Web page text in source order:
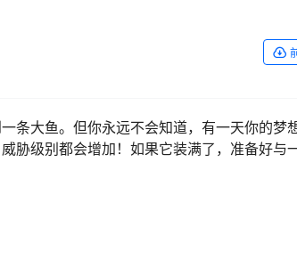
条大鱼。但你永远不会知道，有一天你的梦
胁级别都会增加！如果它装满了，准备好与